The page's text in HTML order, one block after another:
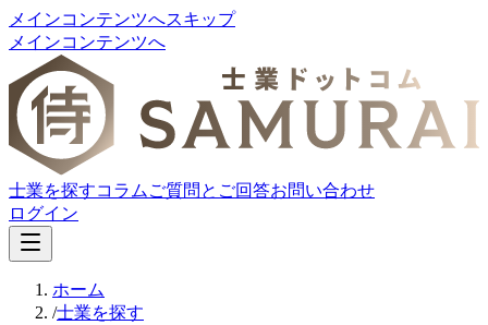
メインコンテンツへスキップ
メインコンテンツへ
士業を探すコラム ご質問とご回答お問い合わせ
ログイン
ホーム
/士業を探す